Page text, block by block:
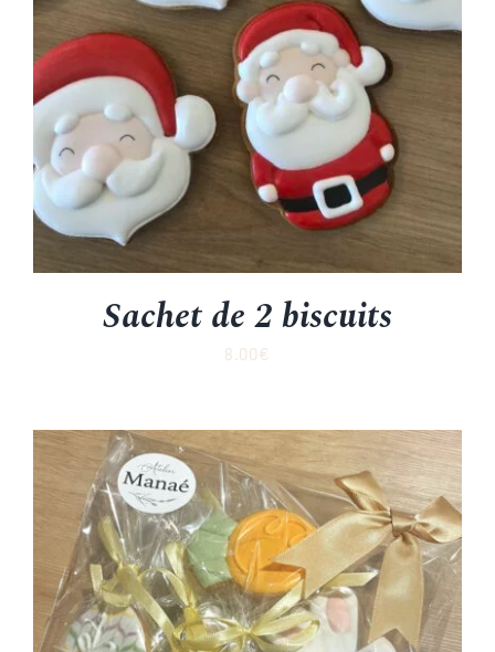
Sachet de 2 biscuits
8.00€